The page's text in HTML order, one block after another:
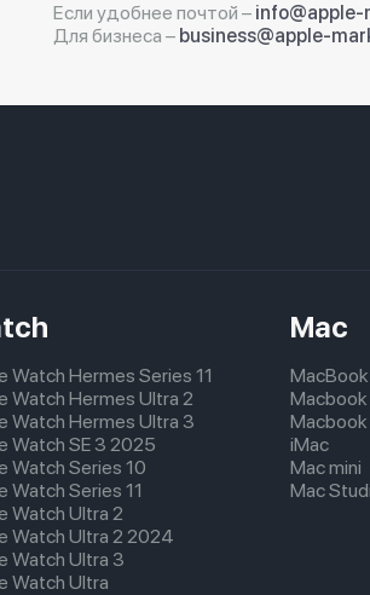
Если удобнее почтой – info@apple-
Для бизнеса – business@apple-
Watch Hermes Series 11
Watch Hermes Ultra 2
Watch Hermes Ultra 3
Watch SE 3 2025
Watch Series 10
Watch Series 11
Watch Ultra 2
Watch Ultra 2 2024
Watch Ultra 3
Watch Ultra
Mac
Macbook
Macbook
iMac
Mac mini
Mac